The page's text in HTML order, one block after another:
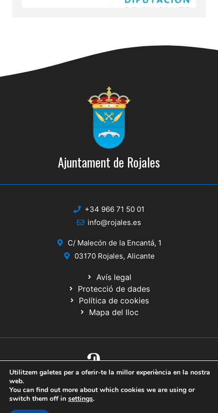
Ajuntament de Rojales
+34 966 71 50 01
info@rojales.es
C/ Malecón de la Encantá, 1
03170 Rojales, Alicante
Avís legal
Protecció de dades
Política de cookies
Mapa del lloc
© 2020 Web desenrotllada pel Servici d'Informàtica de Diputació
d'Alacant
Utilitzem galetes per a oferir-te la millor experiència en la nostra
web.
You can find out more about which cookies we are using or
switch them off in settings.